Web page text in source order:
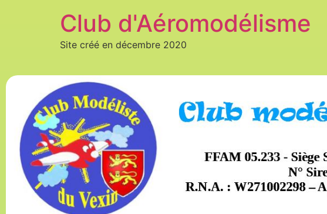
Club d'Aéromodélisme
Site créé en décembre 2020